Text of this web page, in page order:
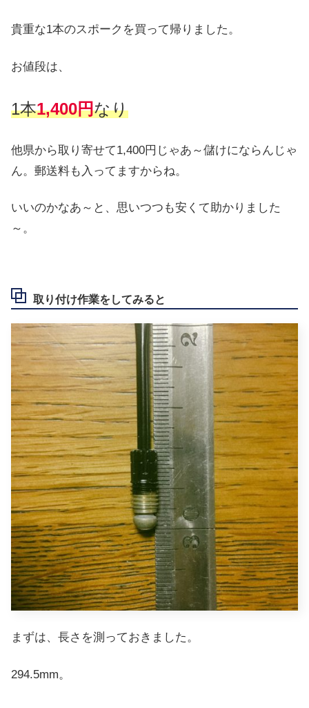
貴重な1本のスポークを買って帰りました。
お値段は、
1本1,400円なり
他県から取り寄せて1,400円じゃあ～儲けにならんじゃ
ん。郵送料も入ってますからね。
いいのかなあ～と、思いつつも安くて助かりました
～。
取り付け作業をしてみると
まずは、長さを測っておきました。
294.5mm。